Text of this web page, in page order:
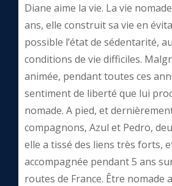
Diane aime la vie. La vie
ans, elle construit sa vie en
possible l’état de sédentarité,
conditions de vie difficiles.
animée, pendant toutes ces
sentiment de liberté que lui
nomade. A pied, et
compagnons, Azul et Pedro,
elle a tissé des liens très forts,
accompagnée pendant 5 ans
routes de France. Être nomade